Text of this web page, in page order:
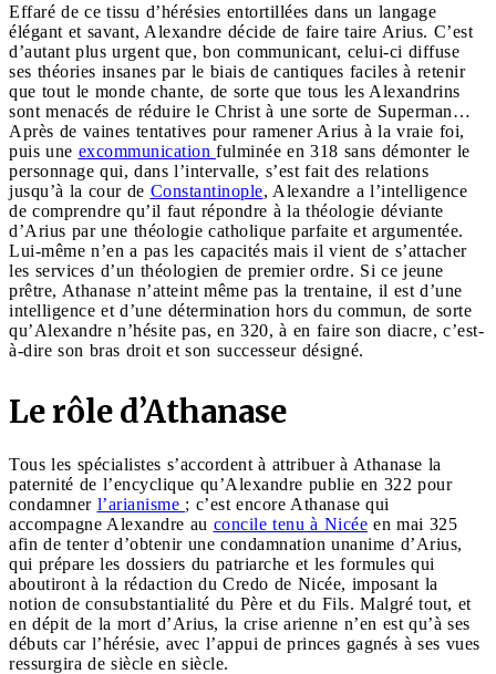
Effaré de ce tissu d’hérésies entortillées dans un langage
élégant et savant, Alexandre décide de faire taire Arius. C’est
d’autant plus urgent que, bon communicant, celui-ci diffuse
ses théories insanes par le biais de cantiques faciles à retenir
que tout le monde chante, de sorte que tous les Alexandrins
sont menacés de réduire le Christ à une sorte de Superman…
Après de vaines tentatives pour ramener Arius à la vraie foi,
puis une excommunication fulminée en 318 sans démonter le
personnage qui, dans l’intervalle, s’est fait des relations
jusqu’à la cour de Constantinople, Alexandre a l’intelligence
de comprendre qu’il faut répondre à la théologie déviante
d’Arius par une théologie catholique parfaite et argumentée.
Lui-même n’en a pas les capacités mais il vient de s’attacher
les services d’un théologien de premier ordre. Si ce jeune
prêtre, Athanase n’atteint même pas la trentaine, il est d’une
intelligence et d’une détermination hors du commun, de sorte
qu’Alexandre n’hésite pas, en 320, à en faire son diacre, c’est-
à-dire son bras droit et son successeur désigné.
Le rôle d’Athanase
Tous les spécialistes s’accordent à attribuer à Athanase la
paternité de l’encyclique qu’Alexandre publie en 322 pour
condamner l’arianisme ; c’est encore Athanase qui
accompagne Alexandre au concile tenu à Nicée en mai 325
afin de tenter d’obtenir une condamnation unanime d’Arius,
qui prépare les dossiers du patriarche et les formules qui
aboutiront à la rédaction du Credo de Nicée, imposant la
notion de consubstantialité du Père et du Fils. Malgré tout, et
en dépit de la mort d’Arius, la crise arienne n’en est qu’à ses
débuts car l’hérésie, avec l’appui de princes gagnés à ses vues
ressurgira de siècle en siècle.